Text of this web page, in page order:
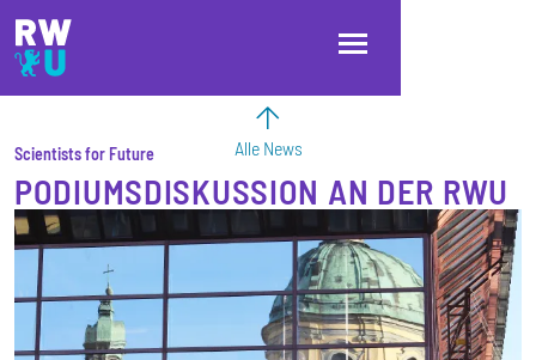
Direkt zum Inhalt
Direkt zur Hauptnavigation
Direkt zum Fußbereich
Alle News
Scientists for Future
PODIUMSDISKUSSION AN DER RWU